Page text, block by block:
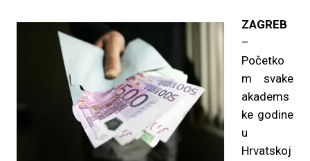
ZAGREB
–
Početko
m svake
akadems
ke godine
u
Hrvatskoj